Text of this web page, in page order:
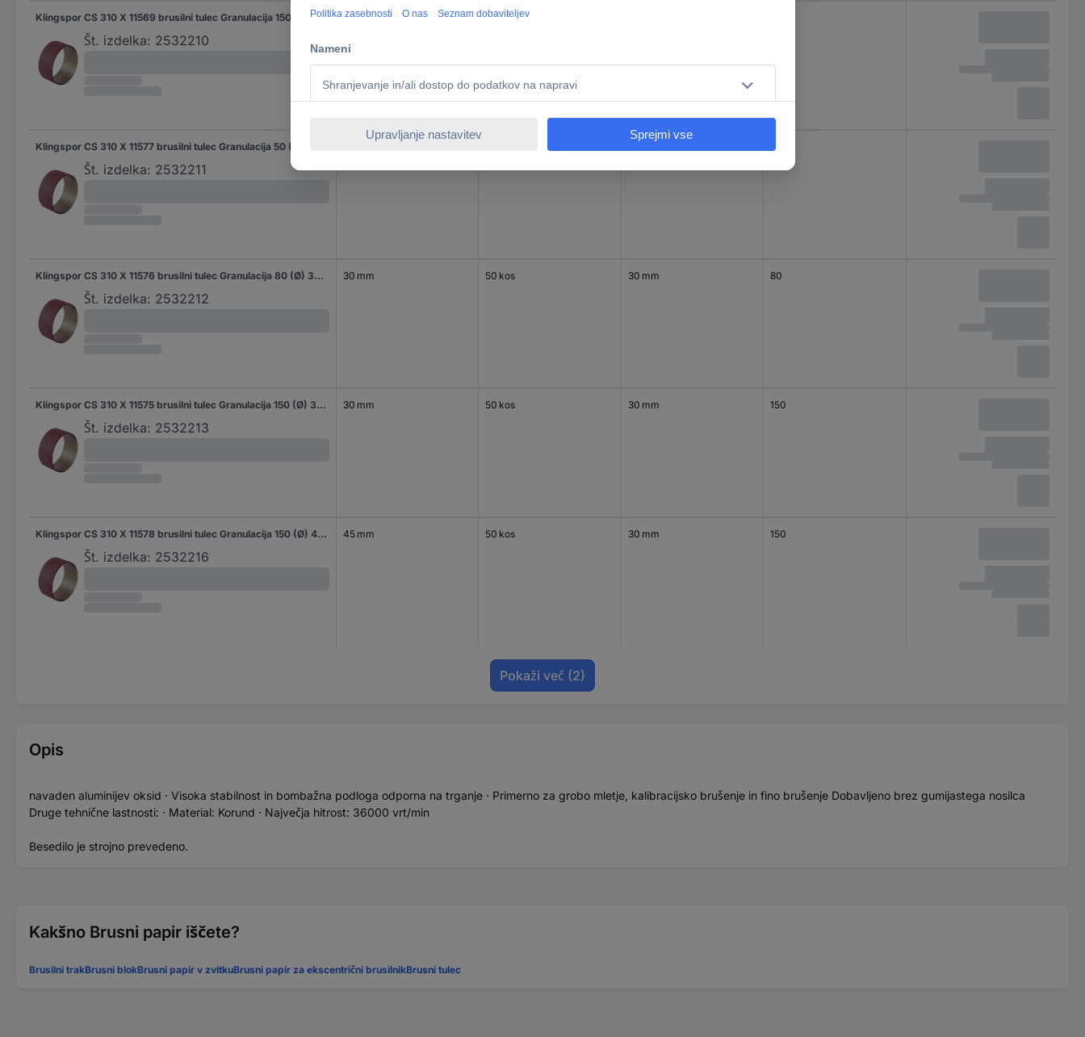
Klingspor CS 310 X 11569 brusilni tulec Granulacija 150 (Ø) 22 mm 50 kos
Št. izdelka: 2532210
22 mm 50 kos
Št. izdelka: 2532211
50
Klingspor CS 310 X 11576 brusilni tulec Granulacija 80 (Ø) 30 mm 50 kos
Št. izdelka: 2532212
30 mm 50 kos 30 mm 80
Klingspor CS 310 X 11575 brusilni tulec Granulacija 150 (Ø) 30 mm 50 kos
Št. izdelka: 2532213
30 mm 50 kos 30 mm 150
Klingspor CS 310 X 11578 brusilni tulec Granulacija 150 (Ø) 45 mm 50 kos
Št. izdelka: 2532216
45 mm 50 kos 30 mm 150
Pokaži več (2)
Opis
navaden aluminijev oksid · Visoka stabilnost in bombažna podloga odporna na trganje · Primerno za grobo mletje, kalibracijsko brušenje in fino brušenje Dobavljeno brez gumijastega nosilca
Druge tehnične lastnosti: · Material: Korund · Največja hitrost: 36000 vrt/min
Besedilo je strojno prevedeno.
Kakšno Brusni papir iščete?
Brusilni trakBrusni blokBrusni papir v zvitkuBrusni papir za ekscentrični brusilnikBrusni tulec